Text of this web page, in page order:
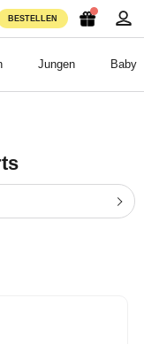
BESTELLEN
Jungen Baby